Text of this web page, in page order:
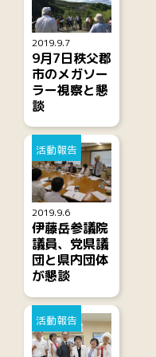
2019.9.7
9月7日秩父郡
市のメガソー
ラー視察と懇
談
2019.9.6
活動報告
伊藤岳参議院
議員、党県議
団と県内団体
が懇談
活動報告